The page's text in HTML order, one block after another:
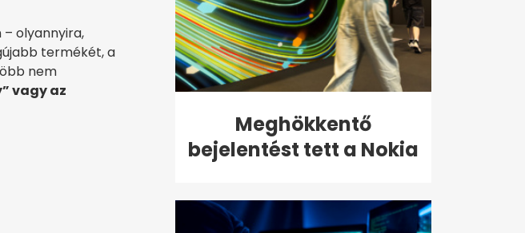
olyannyira,
termékét, a
nem
vagy az
Meghökkentő
bejelentést tett a Nokia